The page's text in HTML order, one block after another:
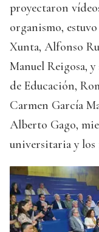
proyectaron
organismo,
Xunta, Alfonso
Manuel Reigosa,
de Educación,
Carmen García
Alberto Gago,
universitaria y los